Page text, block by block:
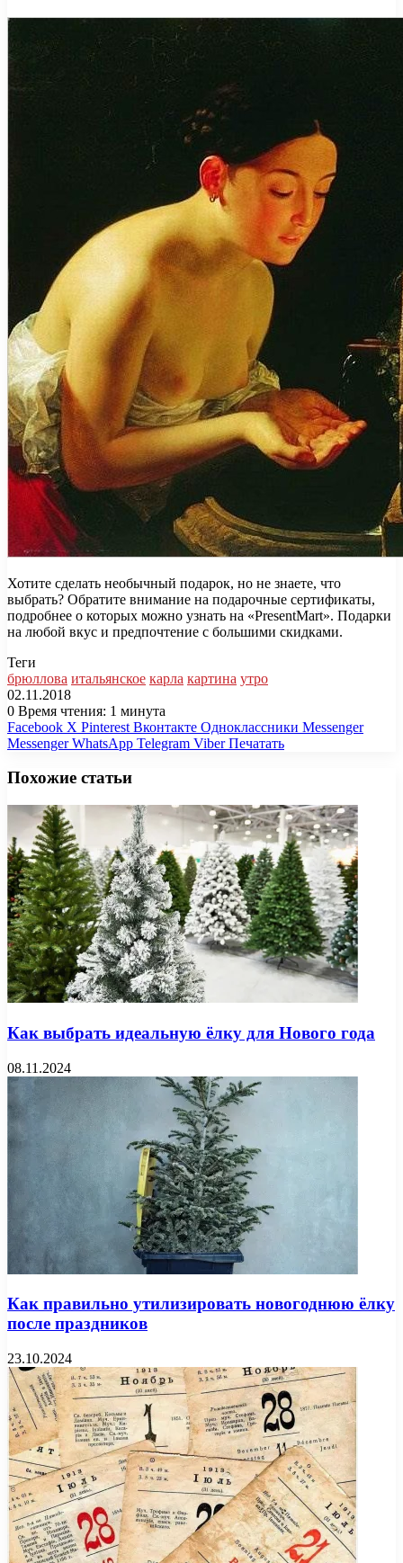
Хотите сделать необычный подарок, но не знаете, что
выбрать? Обратите внимание на подарочные сертификаты,
подробнее о которых можно узнать на «PresentMart». Подарки
на любой вкус и предпочтение с большими скидками.
Теги
брюллова итальянское карла картина утро
02.11.2018
0 Время чтения: 1 минута
Facebook X Pinterest Вконтакте Одноклассники Messenger
Messenger WhatsApp Telegram Viber Печатать
Похожие статьи
Как выбрать идеальную ёлку для Нового года
08.11.2024
Как правильно утилизировать новогоднюю ёлку
после праздников
23.10.2024